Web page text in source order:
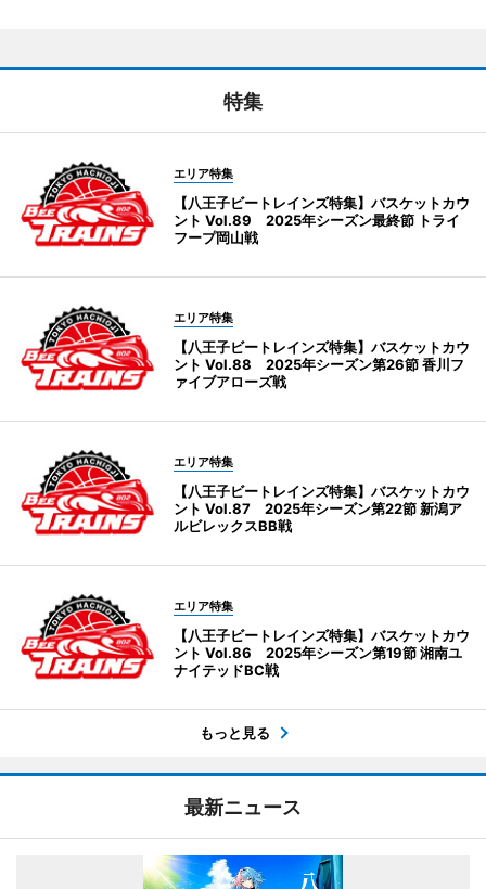
特集
エリア特集
【八王子ビートレインズ特集】バスケットカウ
ント Vol.89 2025年シーズン最終節 トライ
フープ岡山戦
エリア特集
【八王子ビートレインズ特集】バスケットカウ
ント Vol.88 2025年シーズン第26節 香川フ
ァイブアローズ戦
エリア特集
【八王子ビートレインズ特集】バスケットカウ
ント Vol.87 2025年シーズン第22節 新潟ア
ルビレックスBB戦
エリア特集
【八王子ビートレインズ特集】バスケットカウ
ント Vol.86 2025年シーズン第19節 湘南ユ
ナイテッドBC戦
もっと見る
最新ニュース